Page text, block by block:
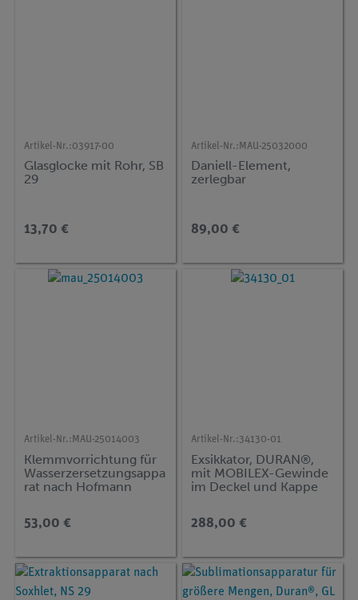
Artikel-Nr.:03917-00
Glasglocke mit Rohr, SB
29
13,70 €
Artikel-Nr.: MAU-25032000
Daniell-Element,
zerlegbar
89,00 €
Artikel-Nr.: MAU-25014003
Klemmvorrichtung für
Wasserzersetzungsappa
rat nach Hofmann
53,00 €
Artikel-Nr.:34130-01
Exsikkator, DURAN®,
mit MOBILEX-Gewinde
im Deckel und Kappe
und Vakuumanschluss
288,00 €